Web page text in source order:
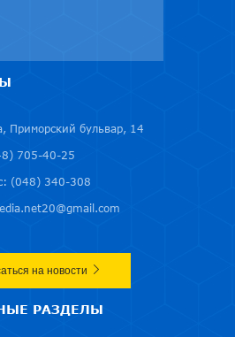
Приморский бульвар, 14
705-40-25
(048) 340-308
на новости
РАЗДЕЛЫ